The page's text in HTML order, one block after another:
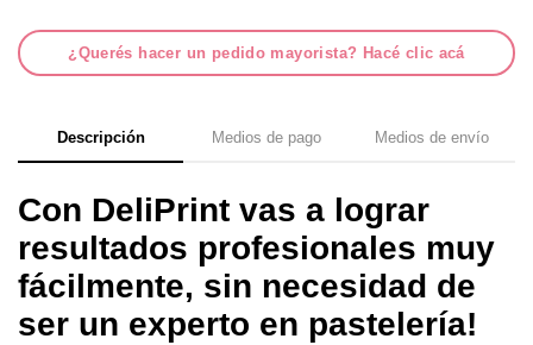
¿Querés hacer un pedido mayorista? Hacé clic acá
Descripción Medios de pago Medios de envío
Con DeliPrint vas a lograr
resultados profesionales muy
fácilmente, sin necesidad de
ser un experto en pastelería!